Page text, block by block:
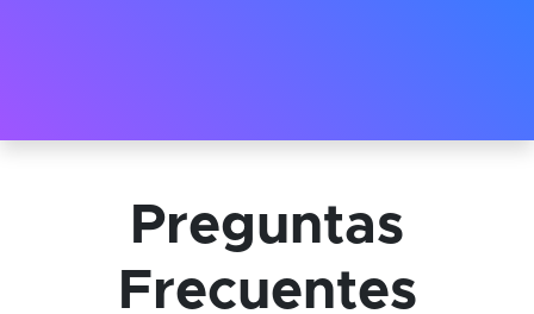
Preguntas
Frecuentes